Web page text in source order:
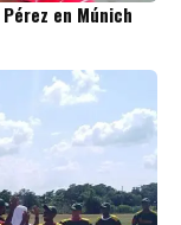
en Múnich